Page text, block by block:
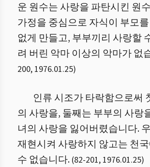
운 원수는 사랑을 파탄시킨 원
가정을 중심으로 자식이 부모
없게 만들고, 부부끼리 사랑할
려 버린 악마 이상의 악마가 없
200, 1976.01.25)
인류 시조가 타락함으로써
의 사랑을, 둘째는 부부의 사랑
녀의 사랑을 잃어버렸습니다.
재현시켜 사랑하지 않고는 천
수 없습니다. (82-201, 1976.01.25)